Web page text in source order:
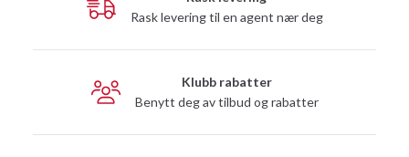
Rask levering til en agent nær deg
Klubb rabatter
Benytt deg av tilbud og rabatter